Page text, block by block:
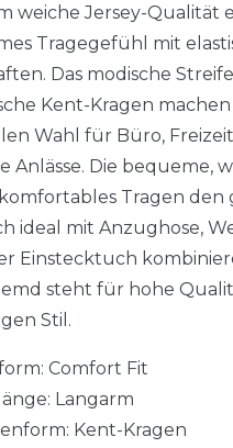
weiche Jersey-Qualität
Tragegefühl mit
Das modische
Kent-Kragen machen
Wahl für Büro,
Anlässe. Die bequeme,
Tragen den
ideal mit Anzughose,
Einstecktuch
steht für hohe
Stil.
Comfort Fit
Langarm
Kent-Kragen